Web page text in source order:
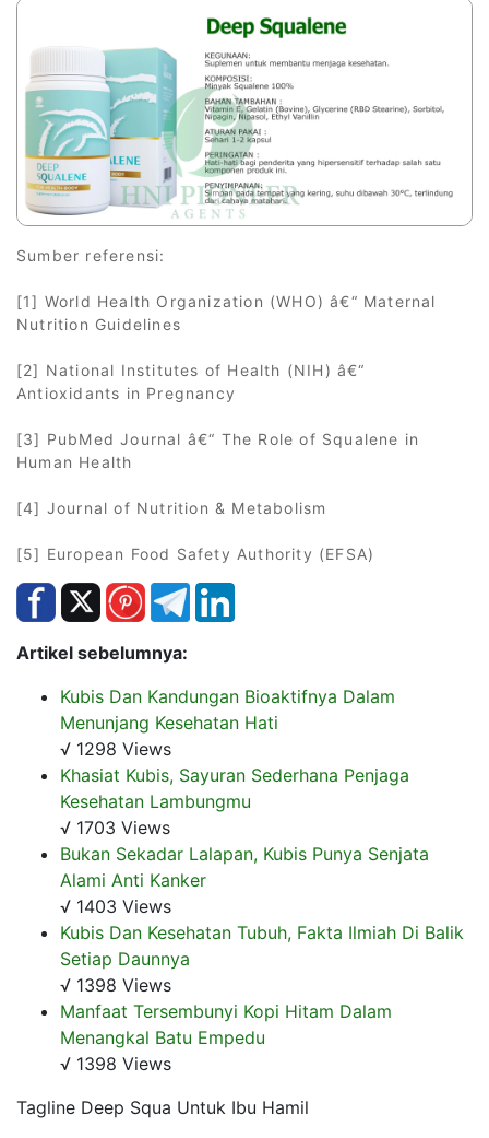
Sumber referensi:
[1] World Health Organization (WHO) â€“ Maternal
Nutrition Guidelines
[2] National Institutes of Health (NIH) â€“
Antioxidants in Pregnancy
[3] PubMed Journal â€“ The Role of Squalene in
Human Health
[4] Journal of Nutrition & Metabolism
[5] European Food Safety Authority (EFSA)
Artikel sebelumnya:
Kubis Dan Kandungan Bioaktifnya Dalam
Menunjang Kesehatan Hati
√ 1298 Views
Khasiat Kubis, Sayuran Sederhana Penjaga
Kesehatan Lambungmu
√ 1703 Views
Bukan Sekadar Lalapan, Kubis Punya Senjata
Alami Anti Kanker
√ 1403 Views
Kubis Dan Kesehatan Tubuh, Fakta Ilmiah Di Balik
Setiap Daunnya
√ 1398 Views
Manfaat Tersembunyi Kopi Hitam Dalam
Menangkal Batu Empedu
√ 1398 Views
Tagline Deep Squa Untuk Ibu Hamil